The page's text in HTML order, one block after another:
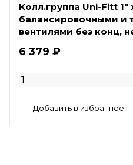
Колл.группа Uni-Fitt 1"
балансировочными и
вентилями без конц,
6 379 ₽